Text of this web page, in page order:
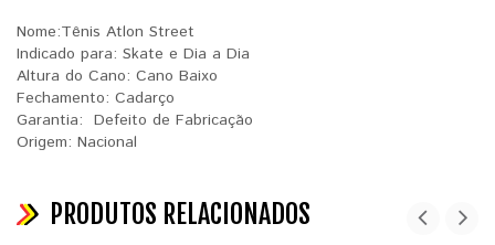
Nome:Tênis Atlon Street
Indicado para: Skate e Dia a Dia
Altura do Cano: Cano Baixo
Fechamento: Cadarço
Garantia: Defeito de Fabricação
Origem: Nacional
PRODUTOS RELACIONADOS